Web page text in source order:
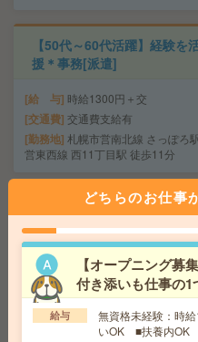
【50代～60代活躍】経験
援＊事務[派遣]
給 与 時給1300円＋交
交通費 交通費支給有
勤務地 札幌市営南北線 さっぽろ
営東西線 西11丁目駅 徒歩11分
＼週1～＆時短もOK／図書
るだけ！WワークOK[派遣]
給 与 時給1800円
交通費 交通費込
勤務地 札幌駅/さっぽろ駅/大通り
1丁目、すすきの駅より徒歩10分
どちらのお仕事
【オープニング募
付き添いも仕事の1
給与
無資格未経験：時
いOK ■扶養内OK